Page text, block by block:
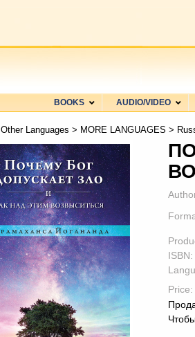
BOOKS AUDIO/VIDEO
Other Languages > MORE LANGUAGES >
ISBN:
Price: